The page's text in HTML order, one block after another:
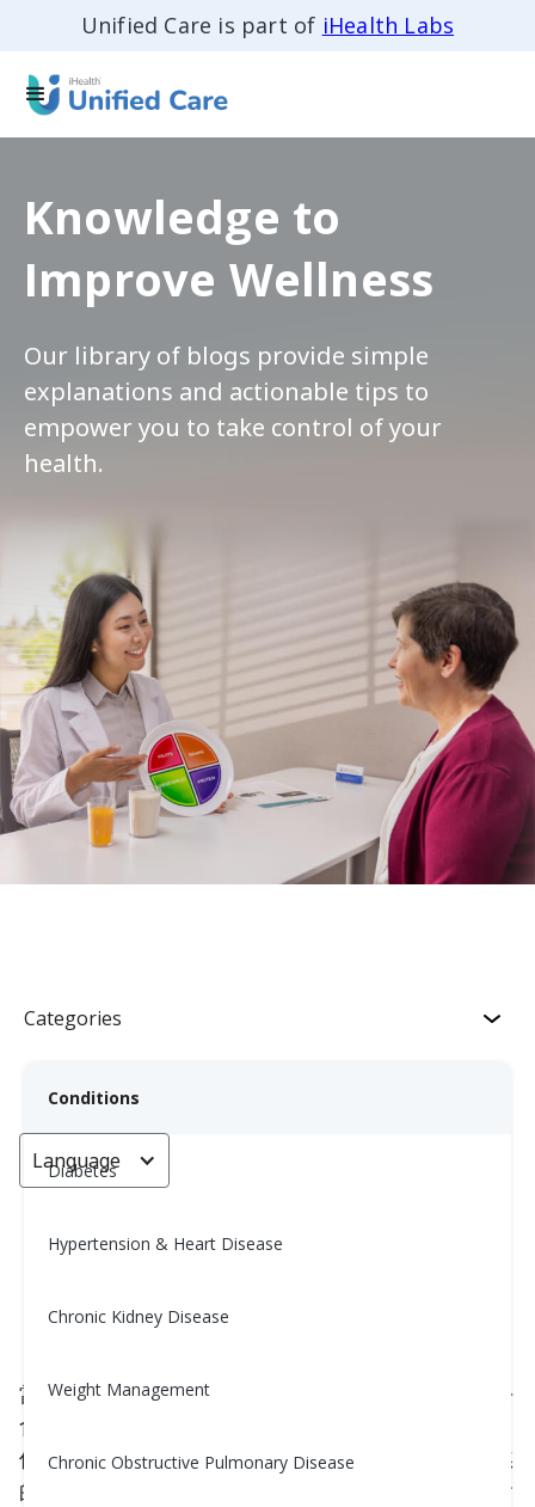
Unified Care is part of iHealth Labs
Knowledge to
Improve Wellness
Our library of blogs provide simple
explanations and actionable tips to
empower you to take control of your
health.
Categories
Conditions
Diabetes
Hypertension & Heart Disease
Chronic Kidney Disease
Weight Management
Chronic Obstructive Pulmonary Disease
Language
壓力與體重：究竟是怎麼回事？
Nina Ghamrawi, MS, RD, CDE
當你感到壓力時，你會進食嗎？你會跳過飯餐或失去
食慾嗎？好吧，雖然這兩者都是對壓力的常見反應，
但當壓力水平的增加是新的或暫時的時候，失去食慾
的情況更為常見，而當你的壓力長時間高漲時，則會